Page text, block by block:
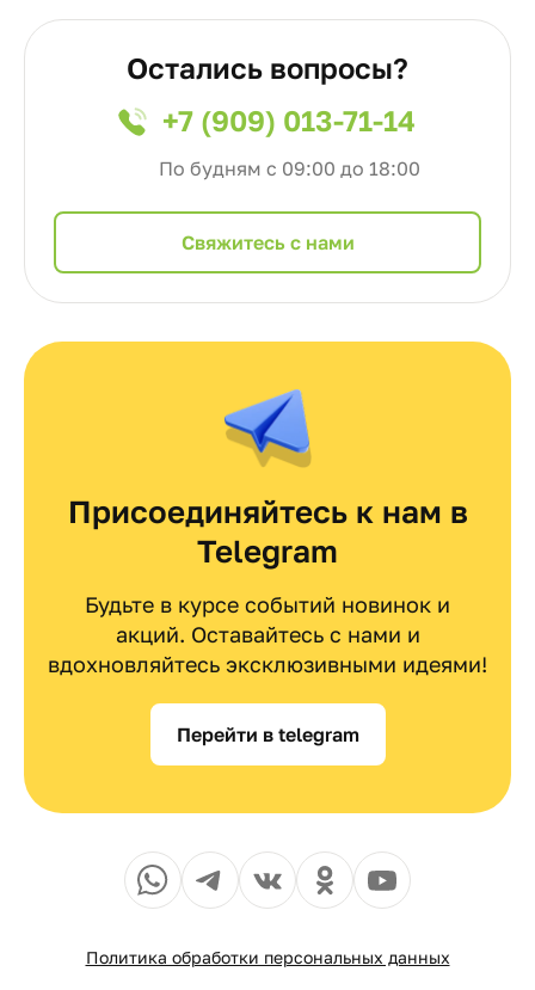
Остались вопросы?
+7 (909) 013-71-14
По будням с 09:00 до 18:00
Cвяжитесь с нами
Присоединяйтесь к нам в
Telegram
Будьте в курсе событий новинок и
акций. Оставайтесь с нами и
вдохновляйтесь эксклюзивными идеями!
Перейти в telegram
Политика обработки персональных данных